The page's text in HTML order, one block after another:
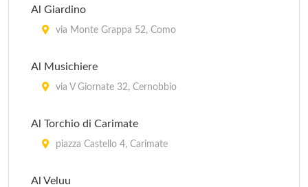
Al Giardino
via Monte Grappa 52, Como
Al Musichiere
via V Giornate 32, Cernobbio
Al Torchio di Carimate
piazza Castello 4, Carimate
Al Veluu